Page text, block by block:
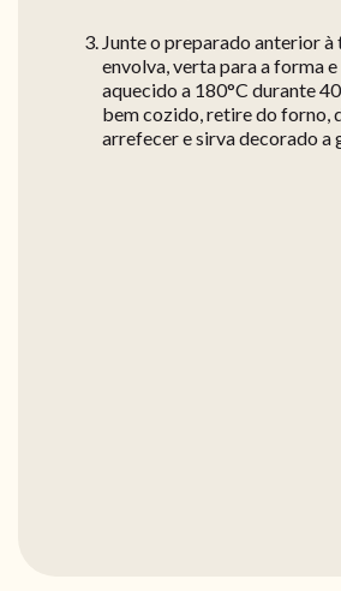
Junte o preparado anterior à
envolva, verta para a forma
aquecido a 180°C durante
bem cozido, retire do forno,
arrefecer e sirva decorado a